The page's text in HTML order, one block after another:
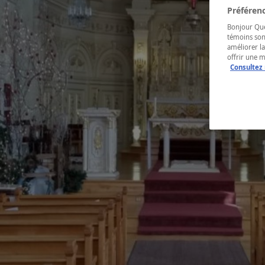
Bonjour
témoins
améliorer
offrir une